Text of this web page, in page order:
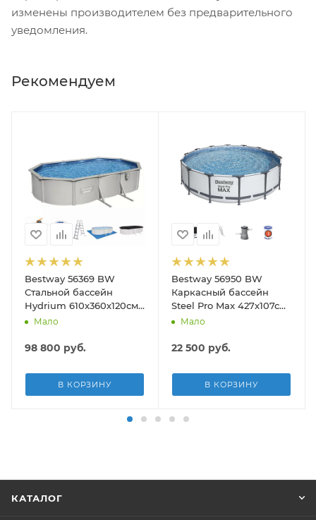
изменены производителем без предварительного
уведомления.
Рекомендуем
Bestway 56369 BW
Стальной бассейн
Hydrium 610х360х120см,
19929л, песч.фил.-нас
подст.
Мало
98 800 руб.
В КОРЗИНУ
Bestway 56950 BW
Каркасный бассейн
Steel Pro Max 427х107см,
13030л, фил.-насос
Мало
22 500 руб.
В КОРЗИНУ
КАТАЛОГ